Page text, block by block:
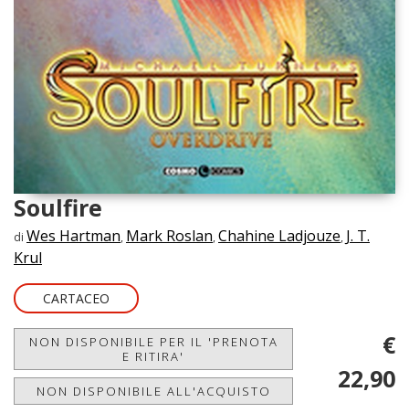
Soulfire
di Wes Hartman, Mark Roslan, Chahine Ladjouze, J. T.
Krul
CARTACEO
NON DISPONIBILE PER IL 'PRENOTA
E RITIRA'
NON DISPONIBILE ALL'ACQUISTO
€
22,90